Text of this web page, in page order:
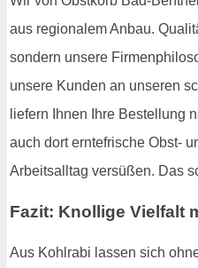
aus regionalem Anbau.
sondern unsere
unsere Kunden an unseren
liefern Ihnen Ihre Bestellung
auch dort erntefrische Obst-
Arbeitsalltag versüßen. Das
Fazit: Knollige Vielfalt
Aus Kohlrabi lassen sich